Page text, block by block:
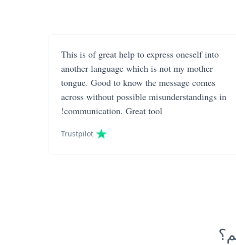
This is of great help to express oneself into
another language which is not my mother
tongue. Good to know the message comes
across without possible misunderstandings in
communication. Great tool!
Trustpilot